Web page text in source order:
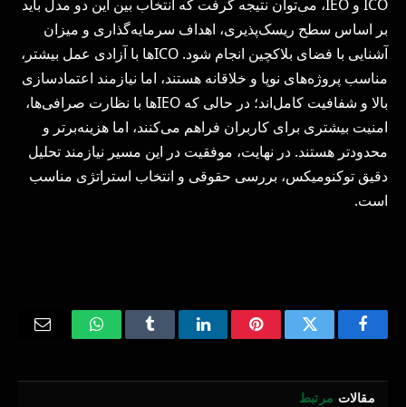
ICO و IEO، می‌توان نتیجه گرفت که انتخاب بین این دو مدل باید
بر اساس سطح ریسک‌پذیری، اهداف سرمایه‌گذاری و میزان
آشنایی با فضای بلاکچین انجام شود. ICOها با آزادی عمل بیشتر،
مناسب پروژه‌های نوپا و خلاقانه هستند، اما نیازمند اعتمادسازی
بالا و شفافیت کامل‌اند؛ در حالی که IEOها با نظارت صرافی‌ها،
امنیت بیشتری برای کاربران فراهم می‌کنند، اما هزینه‌برتر و
محدودتر هستند. در نهایت، موفقیت در این مسیر نیازمند تحلیل
دقیق توکنومیکس، بررسی حقوقی و انتخاب استراتژی مناسب
است.
Facebook
Twitter
Pinterest
LinkedIn
Tumblr
WhatsApp
مقالات مرتبط